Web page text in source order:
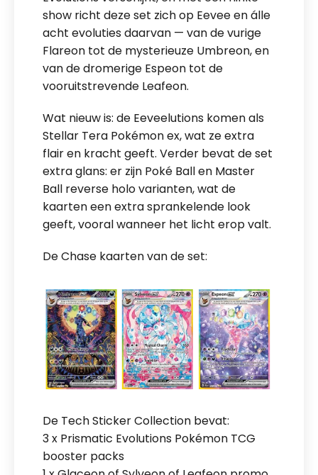
show richt deze set zich op Eevee en álle
acht evoluties daarvan — van de vurige
Flareon tot de mysterieuze Umbreon, en
van de dromerige Espeon tot de
vooruitstrevende Leafeon.
Wat nieuw is: de Eeveelutions komen als
Stellar Tera Pokémon ex, wat ze extra
flair en kracht geeft. Verder bevat de set
extra glans: er zijn Poké Ball en Master
Ball reverse holo varianten, wat de
kaarten een extra sprankelende look
geeft, vooral wanneer het licht erop valt.
De Chase kaarten van de set:
De Tech Sticker Collection bevat:
3 x Prismatic Evolutions Pokémon TCG
booster packs